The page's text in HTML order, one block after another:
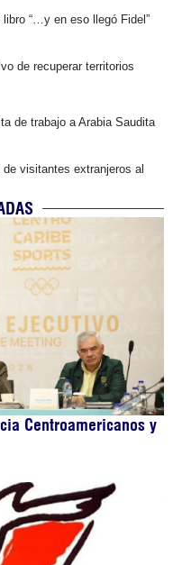
“…y en eso llegó Fidel”
de recuperar territorios
de trabajo a Arabia Saudita
visitantes extranjeros al
Centroamericanos y